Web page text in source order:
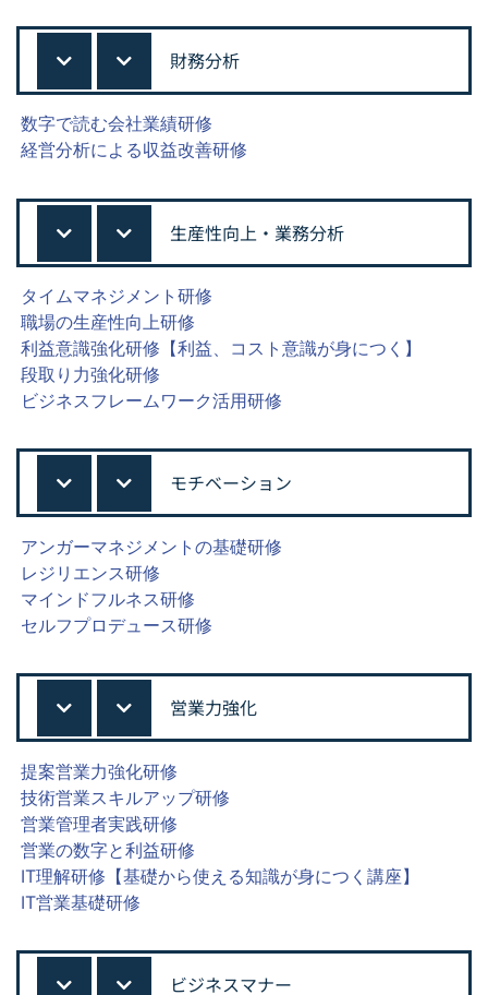
財務分析
数字で読む会社業績研修
経営分析による収益改善研修
生産性向上・業務分析
タイムマネジメント研修
職場の生産性向上研修
利益意識強化研修【利益、コスト意識が身につく】
段取り力強化研修
ビジネスフレームワーク活用研修
モチベーション
アンガーマネジメントの基礎研修
レジリエンス研修
マインドフルネス研修
セルフプロデュース研修
営業力強化
提案営業力強化研修
技術営業スキルアップ研修
営業管理者実践研修
営業の数字と利益研修
IT理解研修【基礎から使える知識が身につく講座】
IT営業基礎研修
ビジネスマナー